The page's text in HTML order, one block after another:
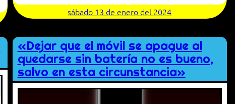
sábado 13 de enero del 2024
«Dejar que el móvil se apague al
quedarse sin batería no es bueno,
salvo en esta circunstancia»